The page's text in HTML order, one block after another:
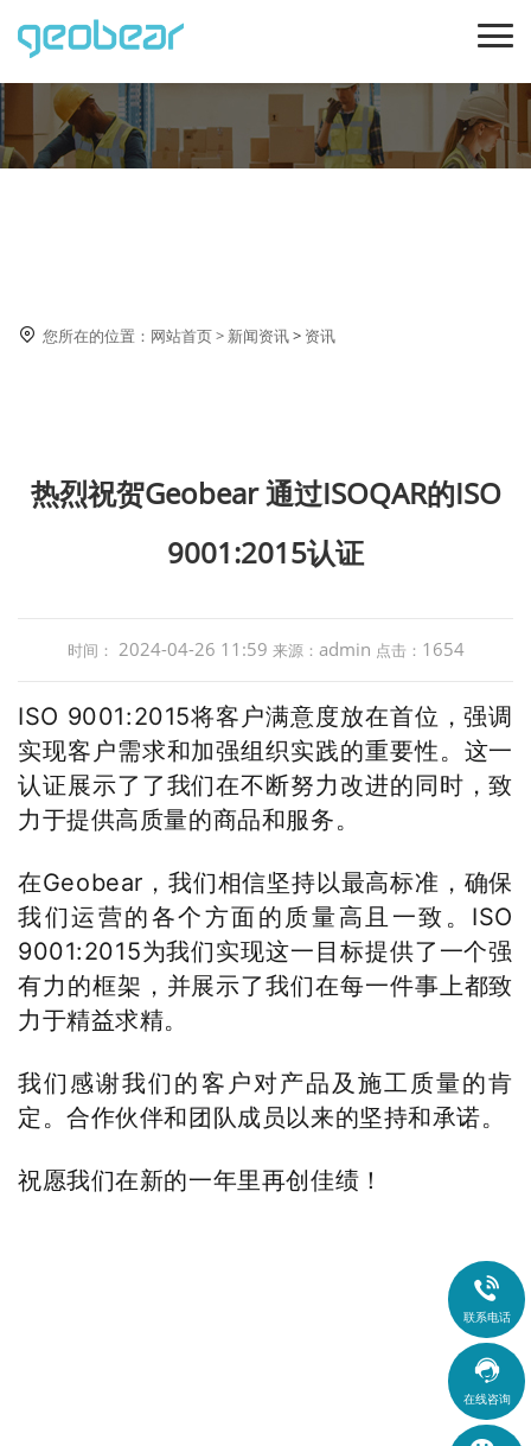
 您所在的位置： 网站首页> 新闻资讯> 资讯
热烈祝贺Geobear 通过ISOQAR的ISO
9001:2015认证
时间： 2024-04-26 11:59 来源： admin 点击： 1654
ISO 9001:2015将客户满意度放在首位，强调
实现客户需求和加强组织实践的重要性。这一
认证展示了了我们在不断努力改进的同时，致
力于提供高质量的商品和服务。
在Geobear，我们相信坚持以最高标准，确保
我们运营的各个方面的质量高且一致。ISO
9001:2015为我们实现这一目标提供了一个强
有力的框架，并展示了我们在每一件事上都致
力于精益求精。
我们感谢我们的客户对产品及施工质量的肯
定 。合作伙伴和团队成员以来的坚持和承诺。
祝愿我们在新的一年里再创佳绩！

联系电话

在线咨询